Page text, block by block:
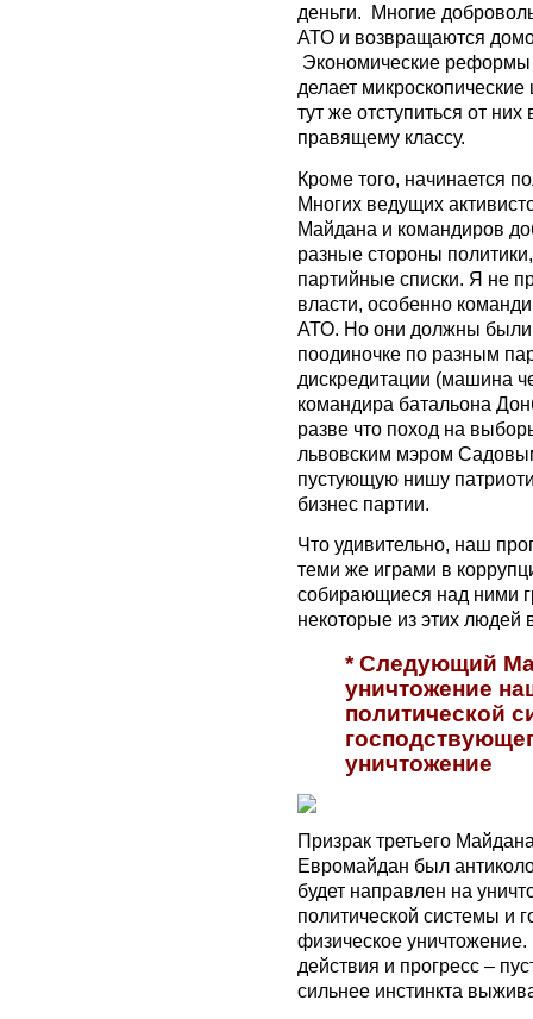
деньги. Многие
АТО и возвращаются
Экономические реформы
делает
тут же отступиться от
правящему классу.
Кроме того, начинается
Многих ведущих
Майдана и командиров
разные стороны
партийные списки. Я не
власти, особенно
АТО. Но они должны были
поодиночке по разным
дискредитации (машина
командира батальона
разве что поход на
львовским мэром
пустующую нишу
бизнес партии.
Что удивительно, наш
теми же играми в
собирающиеся над ними
некоторые из этих
* Следующий
уничтожение
политической
уничтожение
Призрак третьего
Евромайдан был
будет направлен на
политической системы и
физическое
действия и прогресс –
сильнее инстинкта